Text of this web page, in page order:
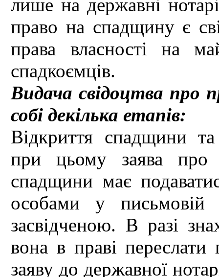
лише на державні
право на спадщину є
права власності на
спадкоємців.
Видача свідоцтва про
собі декілька етапів:
Відкриття спадщини та
при цьому заява про
спадщини має
особами у письмовій
засвідченою. В разі
вона в праві
заяву до державної